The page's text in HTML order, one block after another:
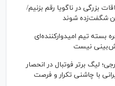
بزرگی در ناگویا رقم بزنیم/
شگفت‌زده شوند
بسته تیم امیدوارکننده‌ای
نیست
لیگ برتر فوتبال در انحصار
با چاشنی تکرار و فرصت